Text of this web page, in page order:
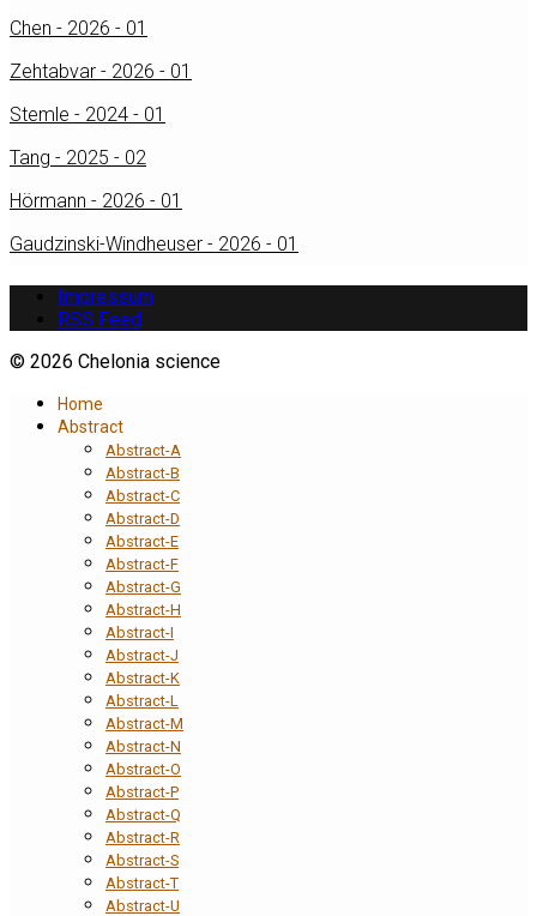
Chen - 2026 - 01
Zehtabvar - 2026 - 01
Stemle - 2024 - 01
Tang - 2025 - 02
Hörmann - 2026 - 01
Gaudzinski-Windheuser - 2026 - 01
Impressum
RSS Feed
© 2026 Chelonia science
Home
Abstract
Abstract-A
Abstract-B
Abstract-C
Abstract-D
Abstract-E
Abstract-F
Abstract-G
Abstract-H
Abstract-I
Abstract-J
Abstract-K
Abstract-L
Abstract-M
Abstract-N
Abstract-O
Abstract-P
Abstract-Q
Abstract-R
Abstract-S
Abstract-T
Abstract-U